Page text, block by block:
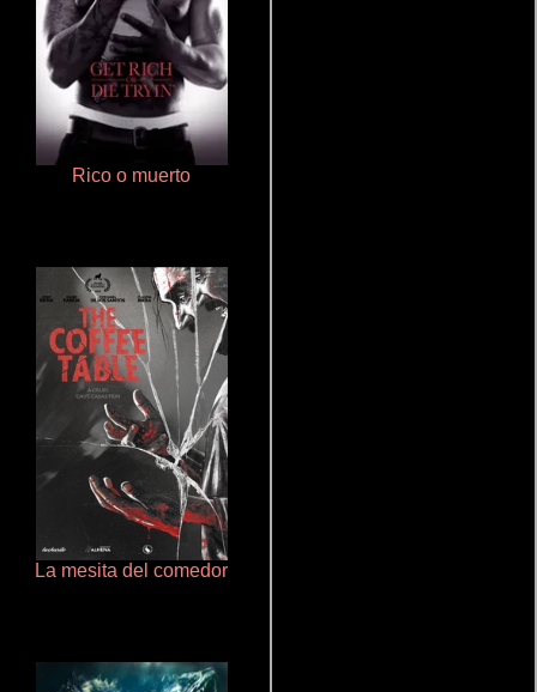
Rico o muerto
La mesita del comedor